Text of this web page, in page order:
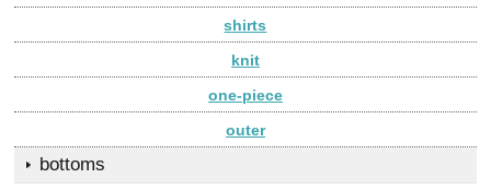
shirts
knit
one-piece
outer
bottoms